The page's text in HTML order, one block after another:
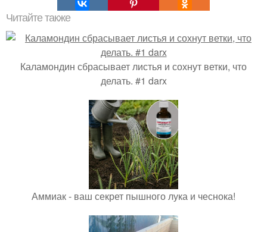
Читайте также
Каламондин сбрасывает листья и сохнут ветки, что
делать. #1 darx
Аммиак - ваш секрет пышного лука и чеснока!